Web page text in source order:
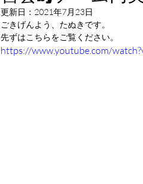
更新日： 2021年7月23日
ごきげんよう、たぬきです。
先ずはこちらをご覧ください。
https://www.youtube.com/